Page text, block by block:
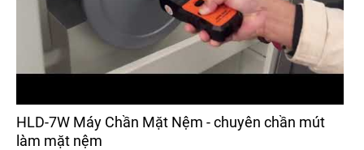
HLD-7W Máy Chần Mặt Nệm - chuyên chần mút
làm mặt nệm